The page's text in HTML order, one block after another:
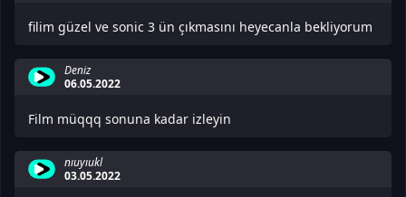
filim güzel ve sonic 3 ün çıkmasını heyecanla bekliyorum
Deniz
06.05.2022
Film müqqq sonuna kadar izleyin
nıuyıukl
03.05.2022